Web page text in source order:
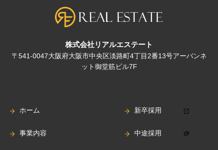
株式会社リアルエステート
〒541-0047大阪府大阪市中央区淡路町4丁目2番13号アーバンネ
ット御堂筋ビル7F
ホーム
事業内容
新卒採用
中途採用